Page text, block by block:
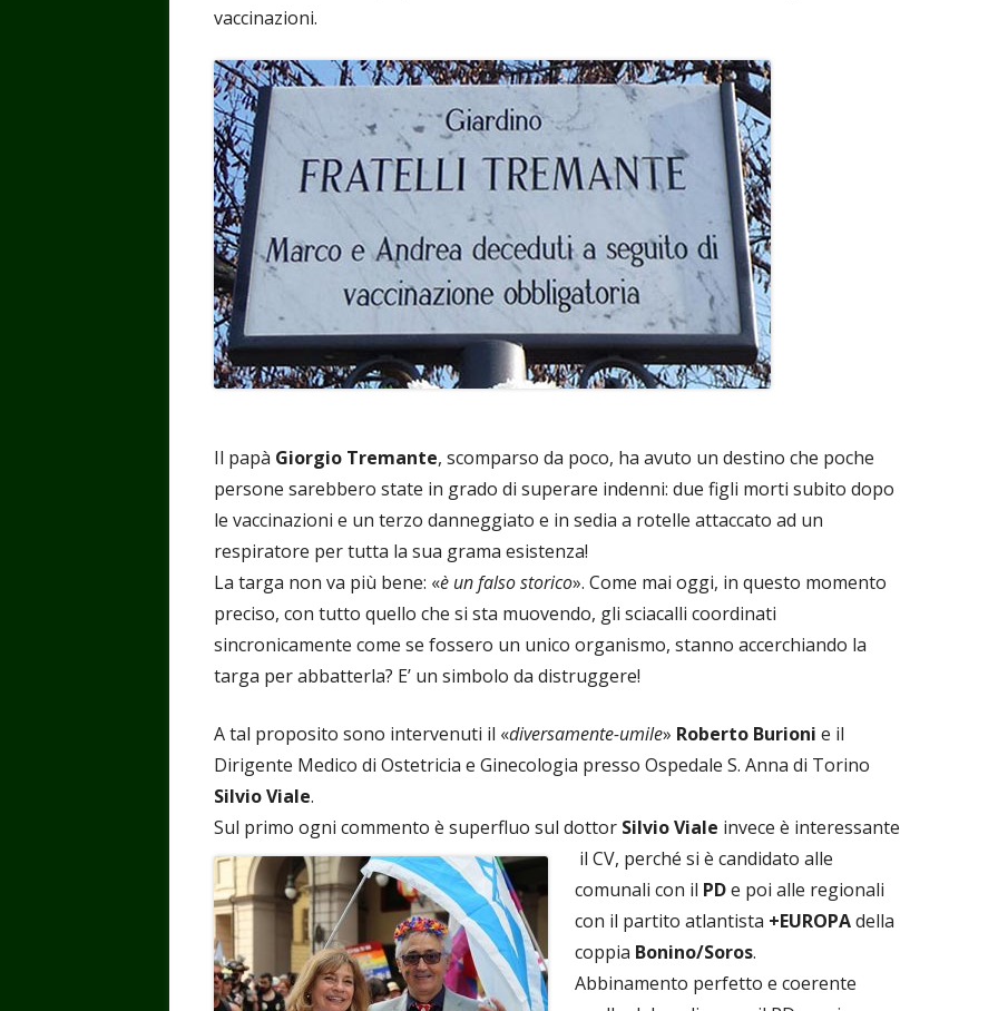
vaccinazioni.
Il papà Giorgio Tremante, scomparso da poco, ha avuto un destino che poche
persone sarebbero state in grado di superare indenni: due figli morti subito dopo
le vaccinazioni e un terzo danneggiato e in sedia a rotelle attaccato ad un
respiratore per tutta la sua grama esistenza!
La targa non va più bene: «è un falso storico». Come mai oggi, in questo momento
preciso, con tutto quello che si sta muovendo, gli sciacalli coordinati
sincronicamente come se fossero un unico organismo, stanno accerchiando la
targa per abbatterla? E’ un simbolo da distruggere!
A tal proposito sono intervenuti il «diversamente-umile» Roberto Burioni e il
Dirigente Medico di Ostetricia e Ginecologia presso Ospedale S. Anna di Torino
Silvio Viale.
Sul primo ogni commento è superfluo sul dottor Silvio Viale invece è interessante
il CV, perché si è candidato alle
comunali con il PDe poi alle regionali
con il partito atlantista +EUROPAdella
coppia Bonino/Soros.
Abbinamento perfetto e coerente